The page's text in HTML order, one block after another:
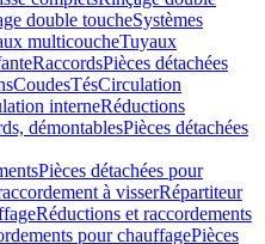
double toucheSystèmes
multicoucheTuyaux
RaccordsPièces détachées
CoudesTésCirculation
interneRéductions
démontablesPièces détachées
Pièces détachées pour
à visserRépartiteur
Réductions et raccordements
pour chauffagePièces